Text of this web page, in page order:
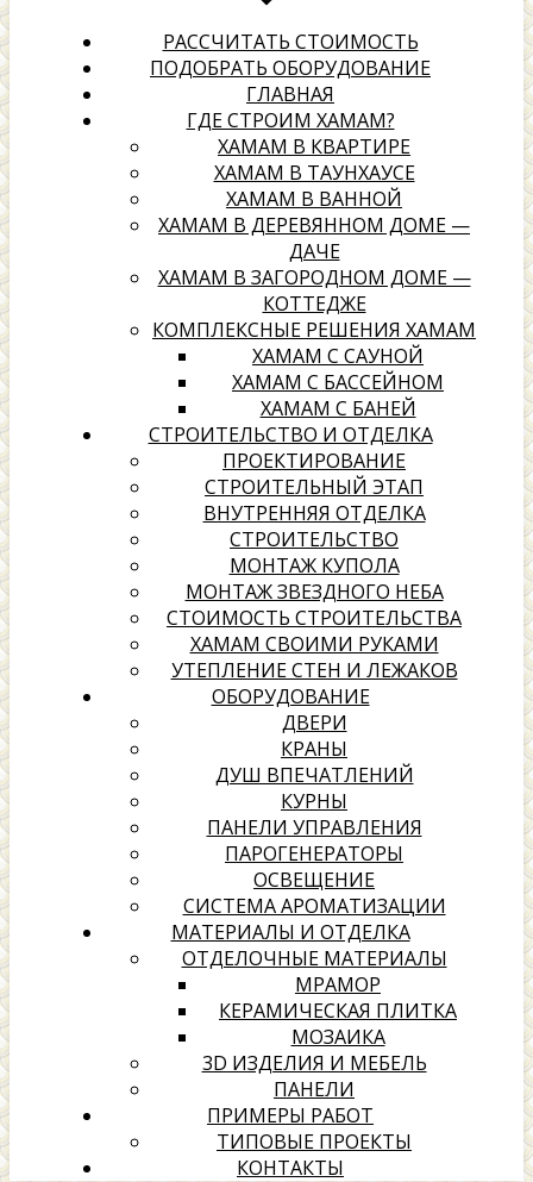
РАССЧИТАТЬ СТОИМОСТЬ
ПОДОБРАТЬ ОБОРУДОВАНИЕ
ГЛАВНАЯ
ГДЕ СТРОИМ ХАМАМ?
ХАМАМ В КВАРТИРЕ
ХАМАМ В ТАУНХАУСЕ
ХАМАМ В ВАННОЙ
ХАМАМ В ДЕРЕВЯННОМ ДОМЕ —
ДАЧЕ
ХАМАМ В ЗАГОРОДНОМ ДОМЕ —
КОТТЕДЖЕ
КОМПЛЕКСНЫЕ РЕШЕНИЯ ХАМАМ
ХАМАМ С САУНОЙ
ХАМАМ С БАССЕЙНОМ
ХАМАМ С БАНЕЙ
СТРОИТЕЛЬСТВО И ОТДЕЛКА
ПРОЕКТИРОВАНИЕ
СТРОИТЕЛЬНЫЙ ЭТАП
ВНУТРЕННЯЯ ОТДЕЛКА
СТРОИТЕЛЬСТВО
МОНТАЖ КУПОЛА
МОНТАЖ ЗВЕЗДНОГО НЕБА
СТОИМОСТЬ СТРОИТЕЛЬСТВА
ХАМАМ СВОИМИ РУКАМИ
УТЕПЛЕНИЕ СТЕН И ЛЕЖАКОВ
ОБОРУДОВАНИЕ
ДВЕРИ
КРАНЫ
ДУШ ВПЕЧАТЛЕНИЙ
КУРНЫ
ПАНЕЛИ УПРАВЛЕНИЯ
ПАРОГЕНЕРАТОРЫ
ОСВЕЩЕНИЕ
СИСТЕМА АРОМАТИЗАЦИИ
МАТЕРИАЛЫ И ОТДЕЛКА
ОТДЕЛОЧНЫЕ МАТЕРИАЛЫ
МРАМОР
КЕРАМИЧЕСКАЯ ПЛИТКА
МОЗАИКА
3D ИЗДЕЛИЯ И МЕБЕЛЬ
ПАНЕЛИ
ПРИМЕРЫ РАБОТ
ТИПОВЫЕ ПРОЕКТЫ
КОНТАКТЫ